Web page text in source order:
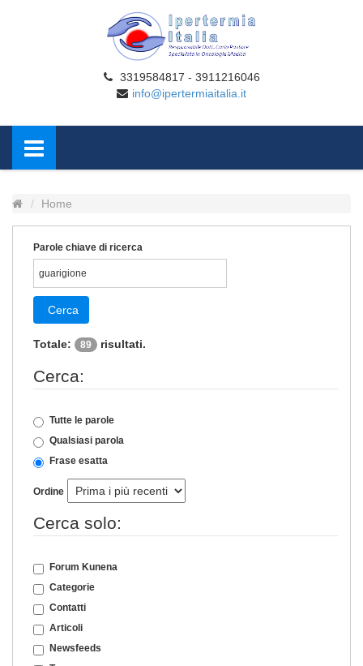
3319584817 - 3911216046
info@ipertermiaitalia.it
Home
Parole chiave di ricerca
Cerca
Totale: 89 risultati.
Cerca:
Tutte le parole
Qualsiasi parola
Frase esatta
Ordine
Cerca solo:
Forum Kunena
Categorie
Contatti
Articoli
Newsfeeds